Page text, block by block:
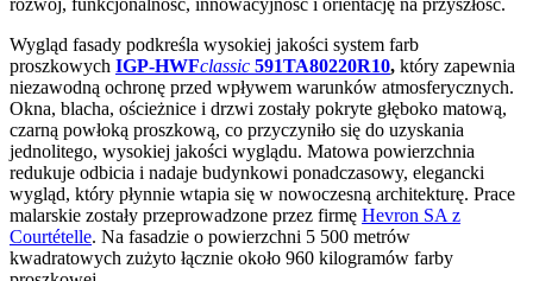
Wygląd fasady podkreśla wysokiej jakości system farb
proszkowych IGP-HWFclassic 591TA80220R10, który zapewnia
niezawodną ochronę przed wpływem warunków atmosferycznych.
Okna, blacha, ościeżnice i drzwi zostały pokryte głęboko matową,
czarną powłoką proszkową, co przyczyniło się do uzyskania
jednolitego, wysokiej jakości wyglądu. Matowa powierzchnia
redukuje odbicia i nadaje budynkowi ponadczasowy, elegancki
wygląd, który płynnie wtapia się w nowoczesną architekturę. Prace
malarskie zostały przeprowadzone przez firmę Hevron SA z
Courtételle. Na fasadzie o powierzchni 5 500 metrów
kwadratowych zużyto łącznie około 960 kilogramów farby